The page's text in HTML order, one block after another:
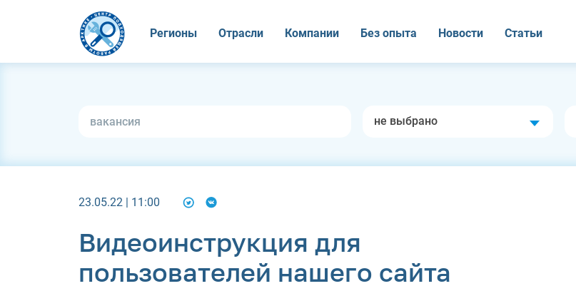
Регионы Отрасли Компании Без опыта Новости Статьи
не выбрано
23.05.22 | 11:00
Видеоинструкция для
пользователей нашего сайта